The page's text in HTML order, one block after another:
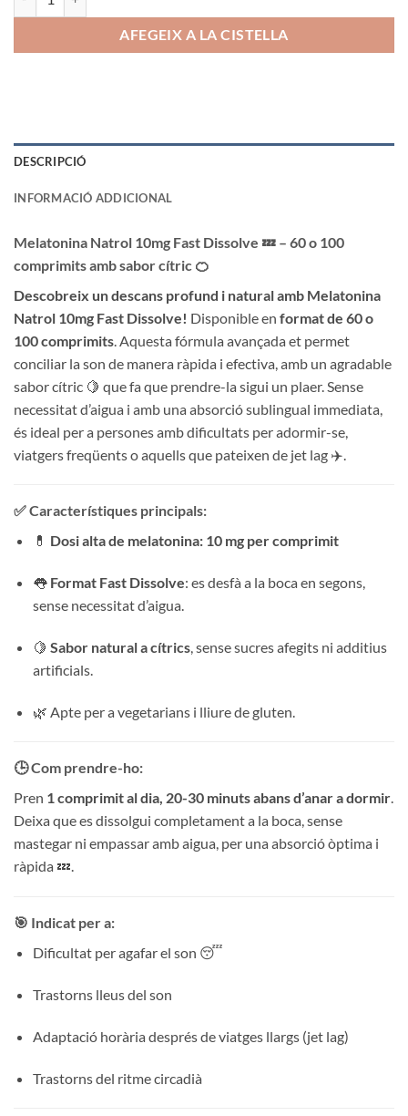
AFEGEIX A LA CISTELLA
DESCRIPCIÓ
INFORMACIÓ ADDICIONAL
Melatonina Natrol 10mg Fast Dissolve 💤 – 60 o 100
comprimits amb sabor cítric 🍊
Descobreix un descans profund i natural amb Melatonina
Natrol 10mg Fast Dissolve! Disponible en format de 60 o
100 comprimits . Aquesta fórmula avançada et permet
conciliar la son de manera ràpida i efectiva, amb un agradable
sabor cítric 🍋 que fa que prendre-la sigui un plaer. Sense
necessitat d’aigua i amb una absorció sublingual immediata,
és ideal per a persones amb dificultats per adormir-se,
viatgers freqüents o aquells que pateixen de jet lag ✈️.
✅ Característiques principals:
💊 Dosi alta de melatonina: 10 mg per comprimit
👅 Format Fast Dissolve: es desfà a la boca en segons,
sense necessitat d’aigua.
🍋 Sabor natural a cítrics, sense sucres afegits ni additius
artificials.
🌿 Apte per a vegetarians i lliure de gluten.
🕒 Com prendre-ho:
Pren 1 comprimit al dia, 20-30 minuts abans d’anar a dormir.
Deixa que es dissolgui completament a la boca, sense
mastegar ni empassar amb aigua, per una absorció òptima i
ràpida 💤.
🎯 Indicat per a:
Dificultat per agafar el son 😴
Trastorns lleus del son
Adaptació horària després de viatges llargs (jet lag)
Trastorns del ritme circadià